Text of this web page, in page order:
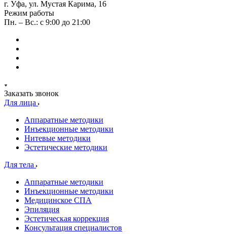
г. Уфа, ул. Мустая Карима, 16
Режим работы
Пн. – Вс.: с 9:00 до 21:00
Заказать звонок
Для лица
Аппаратные методики
Инъекционные методики
Нитевые методики
Эстетические методики
Для тела
Аппаратные методики
Инъекционные методики
Медицинское СПА
Эпиляция
Эстетическая коррекция
Консультация специалистов